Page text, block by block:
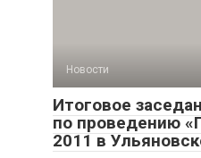
Новости
Итоговое
по проведению
2011 в